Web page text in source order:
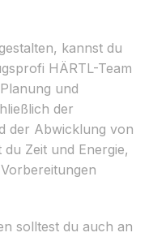
kannst du
HÄRTL-Team
und
der
der Abwicklung von
Zeit und Energie,
solltest du auch an